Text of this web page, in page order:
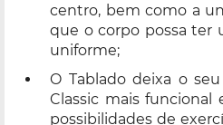
centro, bem como a
que o corpo possa ter
uniforme;
O Tablado deixa o
Classic mais
possibilidades de